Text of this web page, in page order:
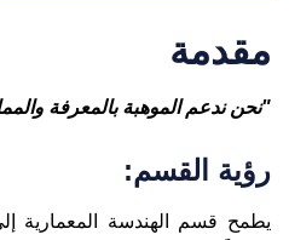
مقدمة
"نحن ندعم الموهبة بالمعرفة
رؤية القسم:
يطمح قسم الهندسة المعمارية